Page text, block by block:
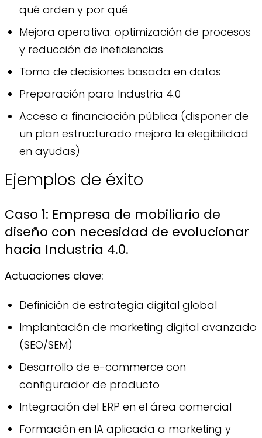
qué orden y por qué
Mejora operativa: optimización de procesos
y reducción de ineficiencias
Toma de decisiones basada en datos
Preparación para Industria 4.0
Acceso a financiación pública (disponer de
un plan estructurado mejora la elegibilidad
en ayudas)
Ejemplos de éxito
Caso 1: Empresa de mobiliario de
diseño con necesidad de evolucionar
hacia Industria 4.0.
Actuaciones clave:
Definición de estrategia digital global
Implantación de marketing digital avanzado
(SEO/SEM)
Desarrollo de e-commerce con
configurador de producto
Integración del ERP en el área comercial
Formación en IA aplicada a marketing y